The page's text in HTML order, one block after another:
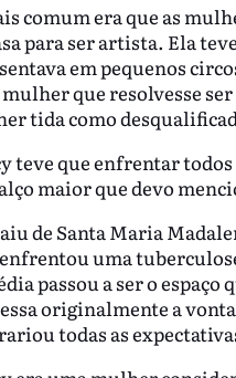
comum era que as
para ser artista. Ela
em pequenos
que resolvesse
tida como
teve que enfrentar
maior que devo
de Santa Maria
uma
passou a ser o
originalmente a
todas as